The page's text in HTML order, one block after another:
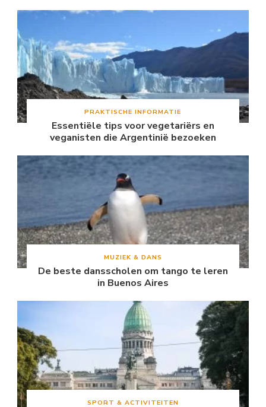
PRAKTISCHE INFORMATIE
Essentiële tips voor vegetariërs en
veganisten die Argentinië bezoeken
MUZIEK & DANS
De beste dansscholen om tango te leren
in Buenos Aires
SPORT & ACTIVITEITEN